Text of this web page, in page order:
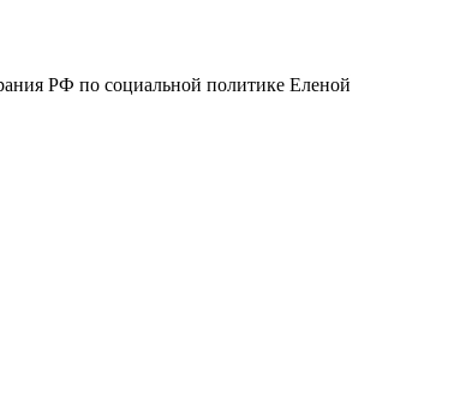
РФ по социальной политике Еленой